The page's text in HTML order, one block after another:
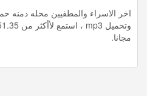
اخر الاسراء والمطفيين محله دمنه
مجانا.